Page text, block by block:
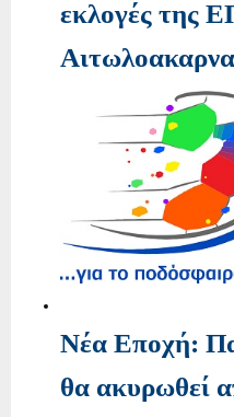
εκλογές της
Νέα Εποχή:
θα ακυρωθεί